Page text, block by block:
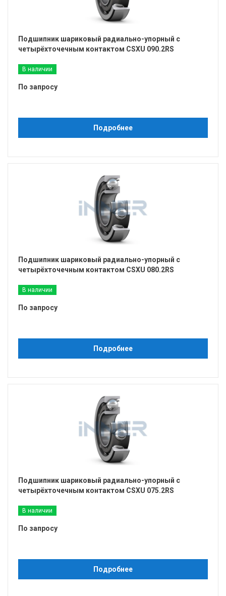
Подшипник шариковый радиально-упорный с
четырёхточечным контактом CSXU 090.2RS
В наличии
По запросу
Подробнее
Подшипник шариковый радиально-упорный с
четырёхточечным контактом CSXU 080.2RS
В наличии
По запросу
Подробнее
Подшипник шариковый радиально-упорный с
четырёхточечным контактом CSXU 075.2RS
В наличии
По запросу
Подробнее